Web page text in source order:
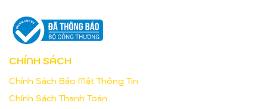
CHÍNH SÁCH
Chính Sách Bảo Mật Thông Tin
Chính Sách Thanh Toán